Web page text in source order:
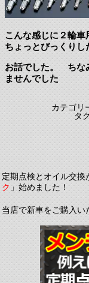
こんな感じに２輪
ちょっとびっくりし
お話でした。 ちな
ませんでした
カテゴリ
タ
定期点検とオイル交換
ク」始めました！
当店で新車をご購入い